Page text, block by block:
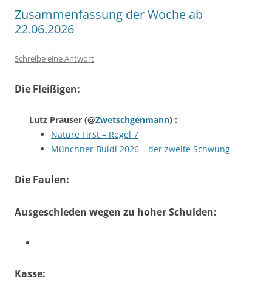
Zusammenfassung der Woche ab
22.06.2026
Schreibe eine Antwort
Die Fleißigen:
Lutz Prauser (@Zwetschgenmann) :
Nature First – Regel 7
Münchner Buidl 2026 – der zweite Schwung
Die Faulen:
Ausgeschieden wegen zu hoher Schulden:
Kasse: